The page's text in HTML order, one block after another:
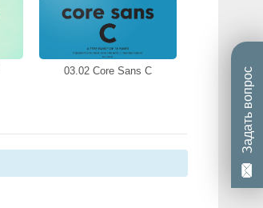
03.02 Core Sans C Задать вопрос